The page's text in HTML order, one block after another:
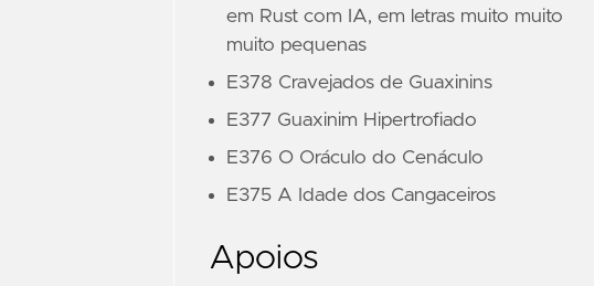
em Rust com IA, em letras muito muito
muito pequenas
E378 Cravejados de Guaxinins
E377 Guaxinim Hipertrofiado
E376 O Oráculo do Cenáculo
E375 A Idade dos Cangaceiros
Apoios